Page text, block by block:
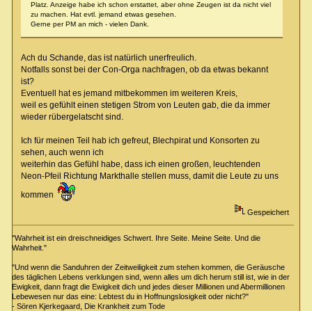
Platz. Anzeige habe ich schon erstattet, aber ohne Zeugen ist da nicht viel
zu machen. Hat evtl. jemand etwas gesehen.
Gerne per PM an mich - vielen Dank.
Ach du Schande, das ist natürlich unerfreulich.
Notfalls sonst bei der Con-Orga nachfragen, ob da etwas bekannt
ist?
Eventuell hat es jemand mitbekommen im weiteren Kreis,
weil es gefühlt einen stetigen Strom von Leuten gab, die da immer
wieder rübergelatscht sind.
Ich für meinen Teil hab ich gefreut, Blechpirat und Konsorten zu
sehen, auch wenn ich
weiterhin das Gefühl habe, dass ich einen großen, leuchtenden
Neon-Pfeil Richtung Markthalle stellen muss, damit die Leute zu uns
kommen
Gespeichert
"Wahrheit ist ein dreischneidiges Schwert. Ihre Seite. Meine Seite. Und die
Wahrheit."
"Und wenn die Sanduhren der Zeitweiligkeit zum stehen kommen, die Geräusche
des täglichen Lebens verklungen sind, wenn alles um dich herum still ist, wie in der
Ewigkeit, dann fragt die Ewigkeit dich und jedes dieser Millionen und Abermillionen
Lebewesen nur das eine: Lebtest du in Hoffnungslosigkeit oder nicht?"
- Sören Kjerkegaard, Die Krankheit zum Tode